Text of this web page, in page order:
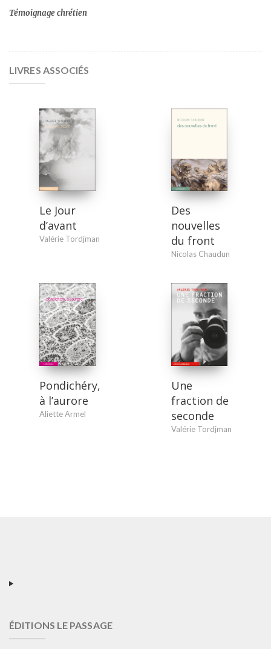
Témoignage chrétien
LIVRES ASSOCIÉS
Le Jour
d’avant
Valérie Tordjman
Des
nouvelles
du front
Nicolas Chaudun
Pondichéry,
à l’aurore
Aliette Armel
Une
fraction de
seconde
Valérie Tordjman
ÉDITIONS LE PASSAGE